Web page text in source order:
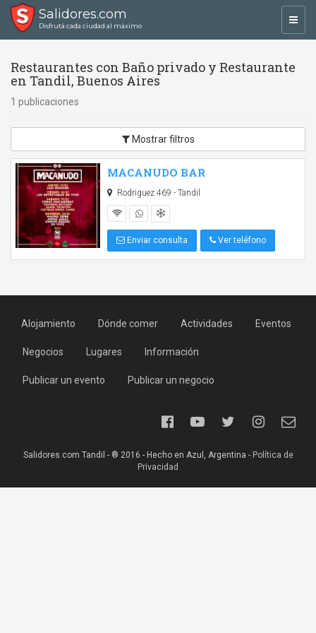
Salidores.com
Disfrutá cada ciudad al máximo
Restaurantes con Baño privado y Restaurante
en Tandil, Buenos Aires
1 publicaciones
Mostrar filtros
MACANUDO BAR
Rodriguez 469 - Tandil
Enviar consulta Ver teléfono
Alojamiento Dónde comer Actividades Eventos
Negocios Lugares Información
Publicar un evento Publicar un negocio
Salidores.com Tandil - ® 2016 - Hecho en Azul, Argentina - Política de
Privacidad